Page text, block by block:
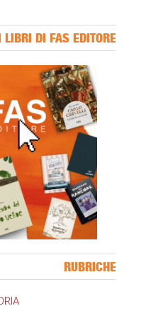
LIBRI DI FAS EDITORE
RUBRICHE